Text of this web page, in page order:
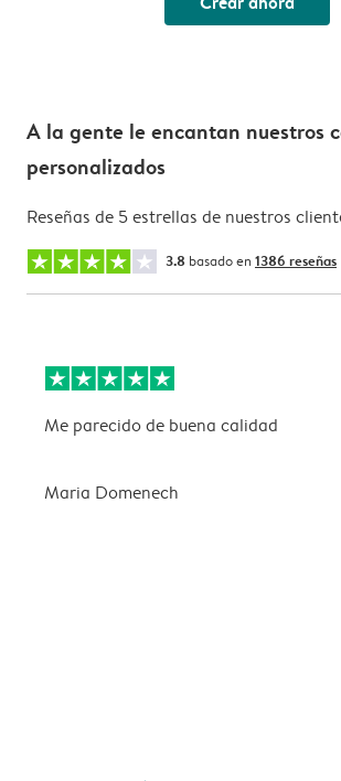
A la gente le encantan nuestros
personalizados
Reseñas de 5 estrellas de nuestros
3.8 basado en 1386 reseñas
Me parecido de buena calidad
Maria Domenech